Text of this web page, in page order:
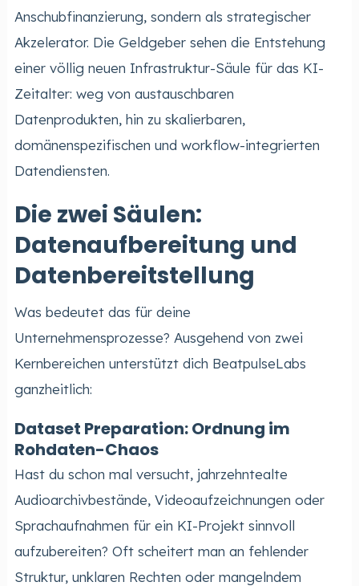
Anschubfinanzierung, sondern als strategischer
Akzelerator. Die Geldgeber sehen die Entstehung
einer völlig neuen Infrastruktur-Säule für das KI-
Zeitalter: weg von austauschbaren
Datenprodukten, hin zu skalierbaren,
domänenspezifischen und workflow-integrierten
Datendiensten.
Die zwei Säulen:
Datenaufbereitung und
Datenbereitstellung
Was bedeutet das für deine
Unternehmensprozesse? Ausgehend von zwei
Kernbereichen unterstützt dich BeatpulseLabs
ganzheitlich:
Dataset Preparation: Ordnung im
Rohdaten-Chaos
Hast du schon mal versucht, jahrzehntealte
Audioarchivbestände, Videoaufzeichnungen oder
Sprachaufnahmen für ein KI-Projekt sinnvoll
aufzubereiten? Oft scheitert man an fehlender
Struktur, unklaren Rechten oder mangelndem